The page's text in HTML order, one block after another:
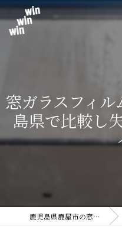
窓ガラスフィ
島県で比較し
鹿児島県鹿屋市の窓ガラスフィルムならwin win win